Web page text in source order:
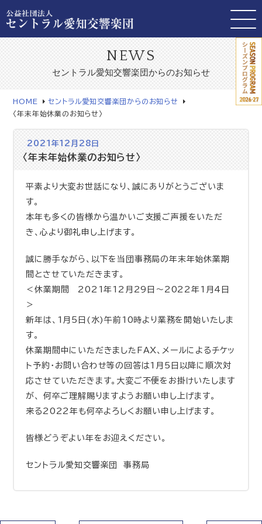
NEWS
セントラル愛知交響楽団からのお知らせ
HOME
セントラル愛知交響楽団からのお知らせ
〈年末年始休業のお知らせ〉
2021年12月28日
〈年末年始休業のお知らせ〉
平素より大変お世話になり、誠にありがとうございま
す。
本年も多くの皆様から温かいご支援ご声援をいただ
き、心より御礼申し上げます。
誠に勝手ながら、以下を当団事務局の年末年始休業期
間とさせていただきます。
＜休業期間 2021年12月29日～2022年1月4日
＞
新年は、1月5日(水)午前10時より業務を開始いたしま
す。
休業期間中にいただきましたFAX、メールによるチケッ
ト予約・お問い合わせ等の回答は1月5日以降に順次対
応させていただきます。大変ご不便をお掛けいたします
が、 何卒ご理解賜りますようお願い申し上げます。
来る2022年も何卒よろしくお願い申し上げます。
皆様どうぞよい年をお迎えください。
セントラル愛知交響楽団 事務局